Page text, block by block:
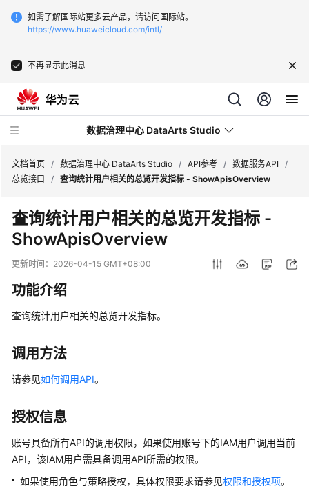
如需了解国际站更多云产品，请访问国际站。
https://www.huaweicloud.com/intl/
不再显示此消息
数据治理中心 DataArts Studio
最
新
动
服
务
公
产
品
绍
数
据
理
文档首页 / 数据治理中心 DataArts Studio / API参考 / 数据服务API /
总览接口
/ 查询统计用户相关的总览开发指标 - ShowApisOverview
查询统计用户相关的总览开发指标 -
ShowApisOverview
更新时间： 2026-04-15 GMT+08:00
功能介绍
查询统计用户相关的总览开发指标。
调用方法
请参见如何调用API。
授权信息
账号具备所有API的调用权限，如果使用账号下的IAM用户调用当前
API，该IAM用户需具备调用API所需的权限。
如果使用角色与策略授权，具体权限要求请参见权限和授权项。